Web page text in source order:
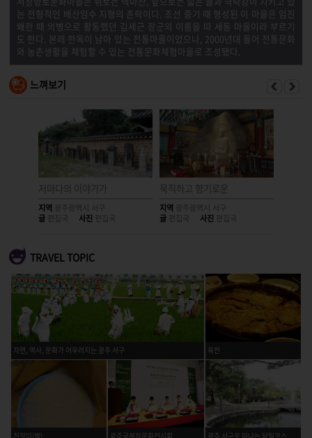
는 전형적인 배산임수 지형의 촌락이다. 조선 중기 때 형성된 이 마을은 임진
왜란 때 의병으로 활동했던 김세근 장군의 이름을 따 세동 마을이라 부르기
도 한다. 본래 한옥이 남아 있는 전통마을이었으나, 2000년대 들어 전통문화
와 농촌생활을 체험할 수 있는 전통문화체험마을로 조성됐다.
느껴보기
저마다의 이야기가
지역 광주광역시 서구
글 편집국 사진 편집국
묵직하고 향기로운
지역 광주광역시 서구
글 편집국 사진 편집국
TRAVEL TOPIC
자연, 역사, 문화가 어우러지는 광주 서구 육전